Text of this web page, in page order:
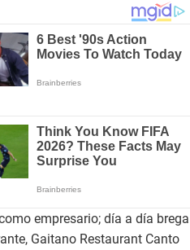
empresario; día a día brega
Gaitano Restaurant Canto